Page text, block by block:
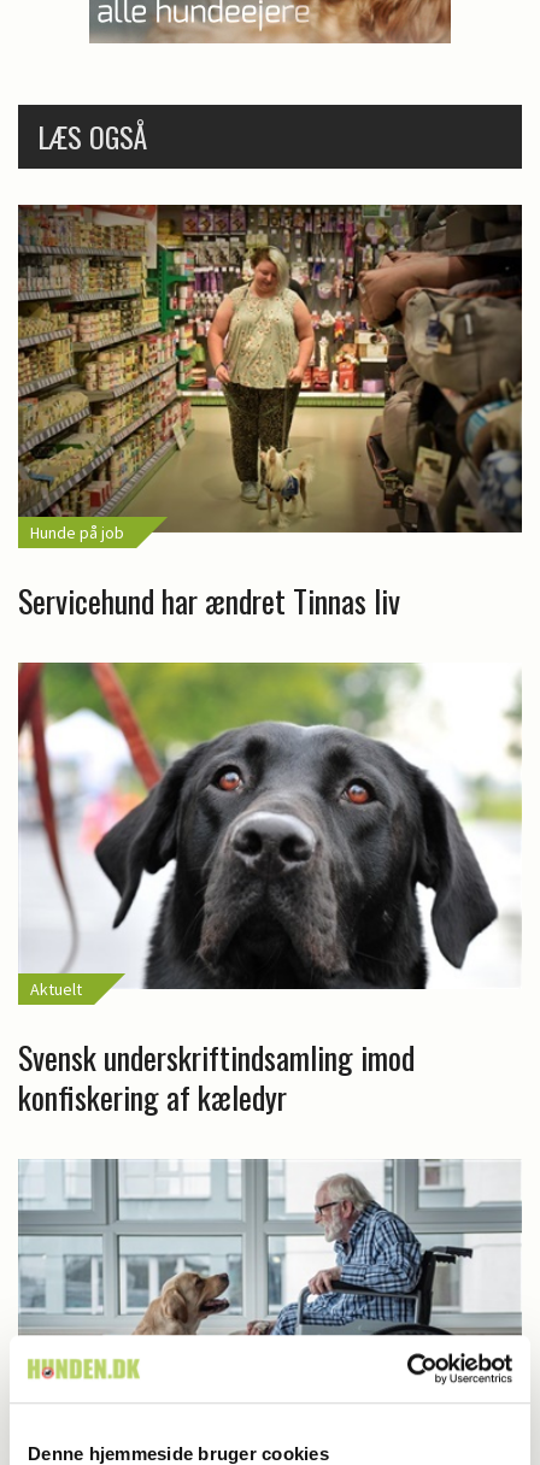
Denne hjemmeside bruger cookies
LÆS OGSÅ
Hunde på job
Servicehund har ændret Tinnas liv
Aktuelt
Svensk underskriftindsamling imod
konfiskering af kæledyr